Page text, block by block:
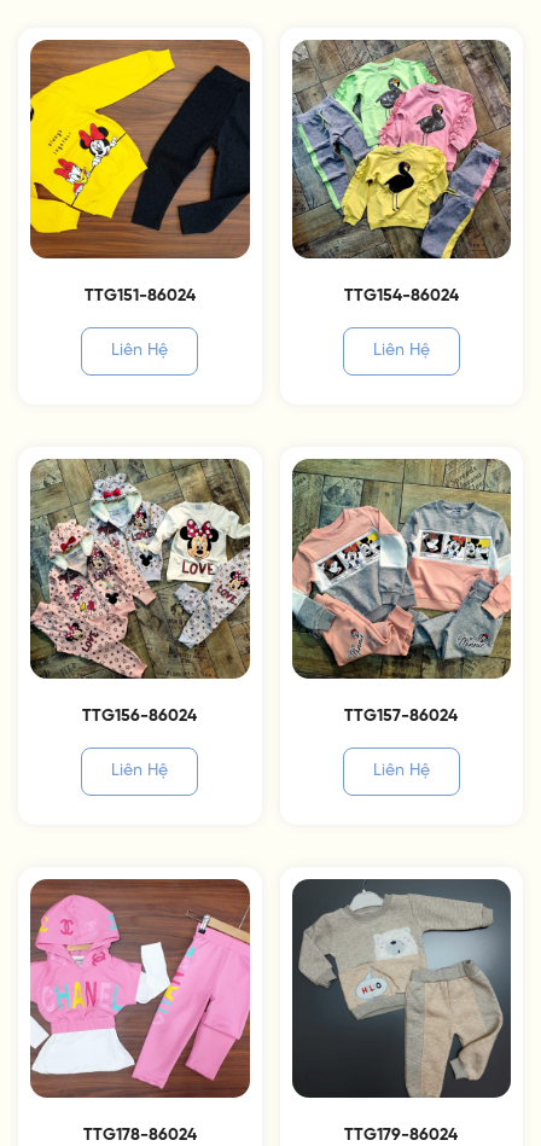
TTG151-86024
Liên Hệ
TTG154-86024
Liên Hệ
TTG156-86024
Liên Hệ
TTG157-86024
Liên Hệ
TTG178-86024 TTG179-86024